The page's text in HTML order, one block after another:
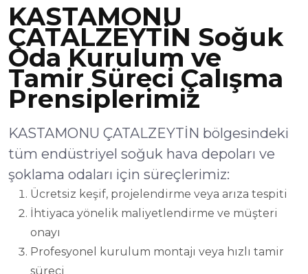
KASTAMONU
ÇATALZEYTİN Soğuk
Oda Kurulum ve
Tamir Süreci Çalışma
Prensiplerimiz
KASTAMONU ÇATALZEYTİN bölgesindeki
tüm endüstriyel soğuk hava depoları ve
şoklama odaları için süreçlerimiz:
Ücretsiz keşif, projelendirme veya arıza tespiti
İhtiyaca yönelik maliyetlendirme ve müşteri
onayı
Profesyonel kurulum montajı veya hızlı tamir
süreci